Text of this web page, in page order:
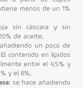
menos de un 1%
sin cáscara y sin
de aceite;
un poco de
contenido en lípidos
entre el 4,5% y
y el 6%;
se hace añadiendo